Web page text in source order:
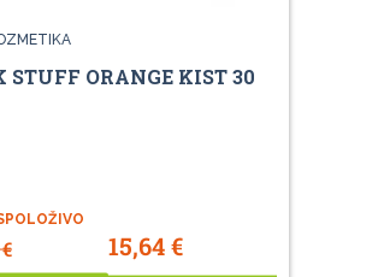
STUFF ORANGE KIST 30
15,64€